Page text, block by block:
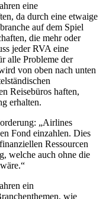
eine
da durch eine etwaige
auf dem Spiel
die mehr oder
jeder RVA eine
alle Probleme der
von oben nach unten
Reisebüros haften,
erhalten.
„Airlines
Fond einzahlen. Dies
Ressourcen
welche auch ohne die
ein
wie